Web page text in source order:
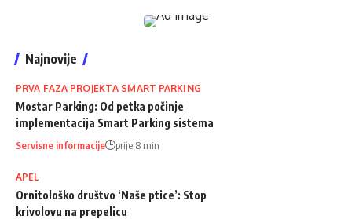
Najnovije
PRVA FAZA PROJEKTA SMART PARKING
Mostar Parking: Od petka počinje
implementacija Smart Parking sistema
Servisne informacije prije 8 min
APEL
Ornitološko društvo ‘Naše ptice’: Stop
krivolovu na prepelicu